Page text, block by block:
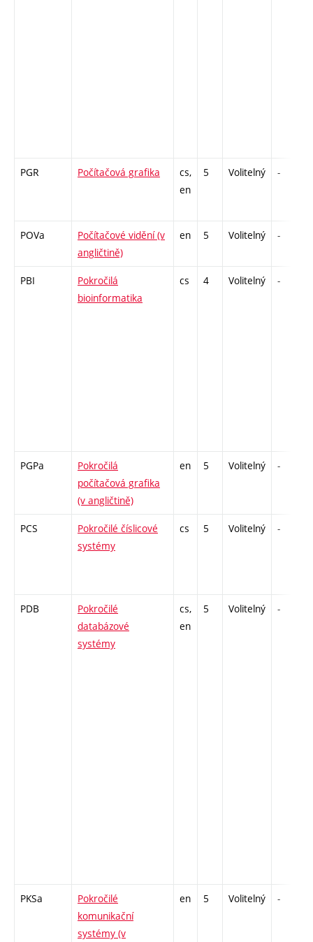
PGR Počítačová grafika
cs,
en
5 Volitelný -
POVa
Počítačové vidění (v
angličtině)
en 5 Volitelný -
PBI
Pokročilá
bioinformatika
cs 4 Volitelný -
PGPa
Pokročilá
počítačová grafika
(v angličtině)
en 5 Volitelný -
PCS
Pokročilé číslicové
systémy
cs 5 Volitelný -
PDB
Pokročilé
databázové
systémy
cs,
en
5 Volitelný -
PKSa
Pokročilé
komunikační
systémy (v
en 5 Volitelný -